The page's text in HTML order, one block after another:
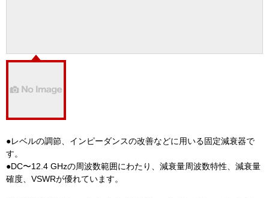
●レベルの調節、インピーダンスの改善などに用いる固定減衰器で
す。
●DC〜12.4 GHzの周波数範囲にわたり、減衰量周波数特性、減衰量
確度、VSWRが優れています。